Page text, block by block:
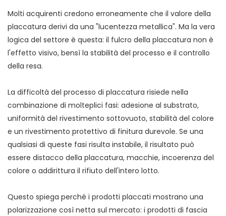
Molti acquirenti credono erroneamente che il valore della
placcatura derivi da una "lucentezza metallica". Ma la vera
logica del settore è questa: il fulcro della placcatura non è
l'effetto visivo, bensì la stabilità del processo e il controllo
della resa.
La difficoltà del processo di placcatura risiede nella
combinazione di molteplici fasi: adesione al substrato,
uniformità del rivestimento sottovuoto, stabilità del colore
e un rivestimento protettivo di finitura durevole. Se una
qualsiasi di queste fasi risulta instabile, il risultato può
essere distacco della placcatura, macchie, incoerenza del
colore o addirittura il rifiuto dell'intero lotto.
Questo spiega perché i prodotti placcati mostrano una
polarizzazione così netta sul mercato: i prodotti di fascia